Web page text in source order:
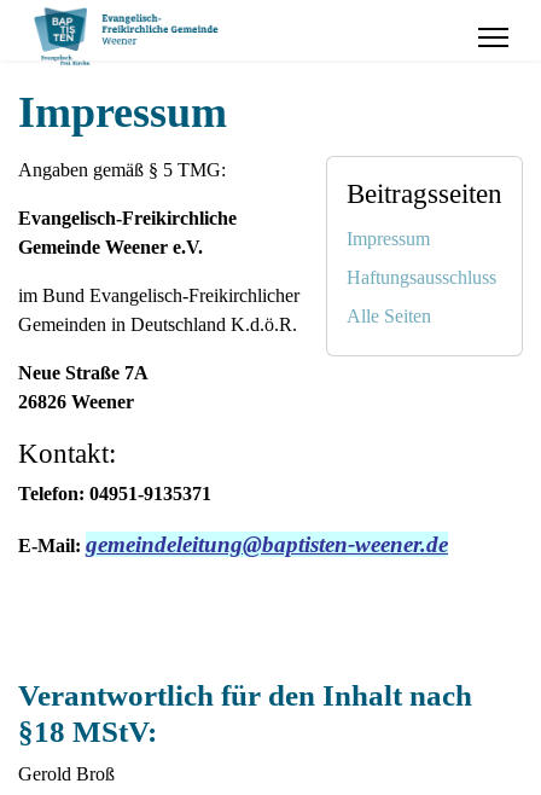
Impressum
Beitragsseiten
Impressum
Haftungsausschluss
Alle Seiten
Angaben gemäß § 5 TMG:
Evangelisch-Freikirchliche
Gemeinde Weener e.V.
im Bund Evangelisch-Freikirchlicher
Gemeinden in Deutschland K.d.ö.R.
Neue Straße 7A
26826 Weener
Kontakt:
Telefon: 04951-9135371
E-Mail: gemeindeleitung@baptisten-weener.de
Verantwortlich für den Inhalt nach
§18 MStV:
Gerold Broß